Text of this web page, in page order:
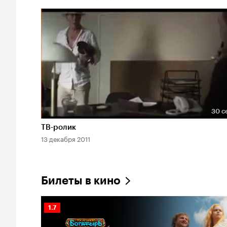
Длительность 30 сек
30
ТВ-ролик
13 декабря 2011
Билеты в кино
Рейтинг
Кинопоиска
1.7